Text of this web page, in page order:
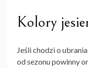
Kolory
Jeśli chodzi o
od sezonu powinny